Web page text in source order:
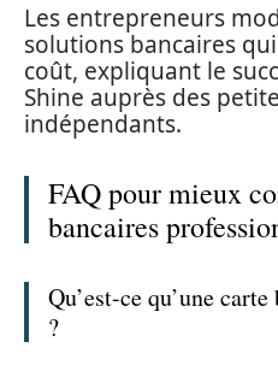
Les entrepreneurs
solutions bancaires
coût, expliquant le
Shine auprès des
indépendants.
FAQ pour mieux
bancaires
Qu’est-ce qu’une
?